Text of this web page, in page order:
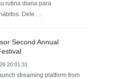
rutina diaria para
Dele …
Second Annual
20:01:31
streaming platform from